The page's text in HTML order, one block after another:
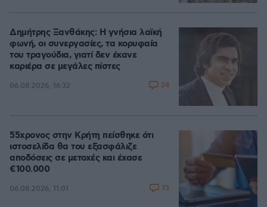
Δημήτρης Ξανθάκης: Η γνήσια λαϊκή
φωνή, οι συνεργασίες, τα κορυφαία
του τραγούδια, γιατί δεν έκανε
καριέρα σε μεγάλες πίστες
06.08.2026, 16:32 24
55χρονος στην Κρήτη πείσθηκε ότι
ιστοσελίδα θα του εξασφάλιζε
αποδόσεις σε μετοχές και έχασε
€100.000
06.08.2026, 11:01 73